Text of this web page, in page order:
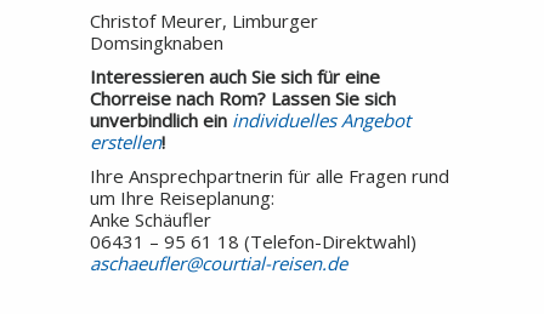
Christof Meurer, Limburger
Domsingknaben
Interessieren auch Sie sich für eine
Chorreise nach Rom? Lassen Sie sich
unverbindlich ein individuelles Angebot
erstellen!
Ihre Ansprechpartnerin für alle Fragen rund
um Ihre Reiseplanung:
Anke Schäufler
06431 – 95 61 18 (Telefon-Direktwahl)
aschaeufler@courtial-reisen.de